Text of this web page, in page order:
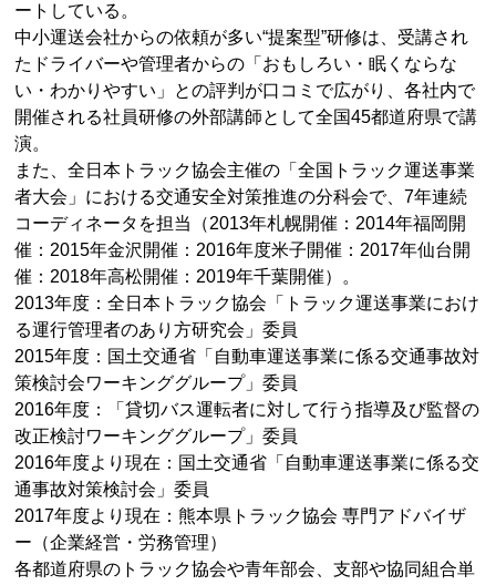
ートしている。
中小運送会社からの依頼が多い“提案型”研修は、受講され
たドライバーや管理者からの「おもしろい・眠くならな
い・わかりやすい」との評判が口コミで広がり、各社内で
開催される社員研修の外部講師として全国45都道府県で講
演。
また、全日本トラック協会主催の「全国トラック運送事業
者大会」における交通安全対策推進の分科会で、7年連続
コーディネータを担当（2013年札幌開催：2014年福岡開
催：2015年金沢開催：2016年度米子開催：2017年仙台開
催：2018年高松開催：2019年千葉開催）。
2013年度：全日本トラック協会「トラック運送事業におけ
る運行管理者のあり方研究会」委員
2015年度：国土交通省「自動車運送事業に係る交通事故対
策検討会ワーキンググループ」委員
2016年度：「貸切バス運転者に対して行う指導及び監督の
改正検討ワーキンググループ」委員
2016年度より現在：国土交通省「自動車運送事業に係る交
通事故対策検討会」委員
2017年度より現在：熊本県トラック協会 専門アドバイザ
ー（企業経営・労務管理）
各都道府県のトラック協会や青年部会、支部や協同組合単